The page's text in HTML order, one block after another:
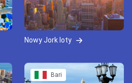
Nowy Jork loty
Bari